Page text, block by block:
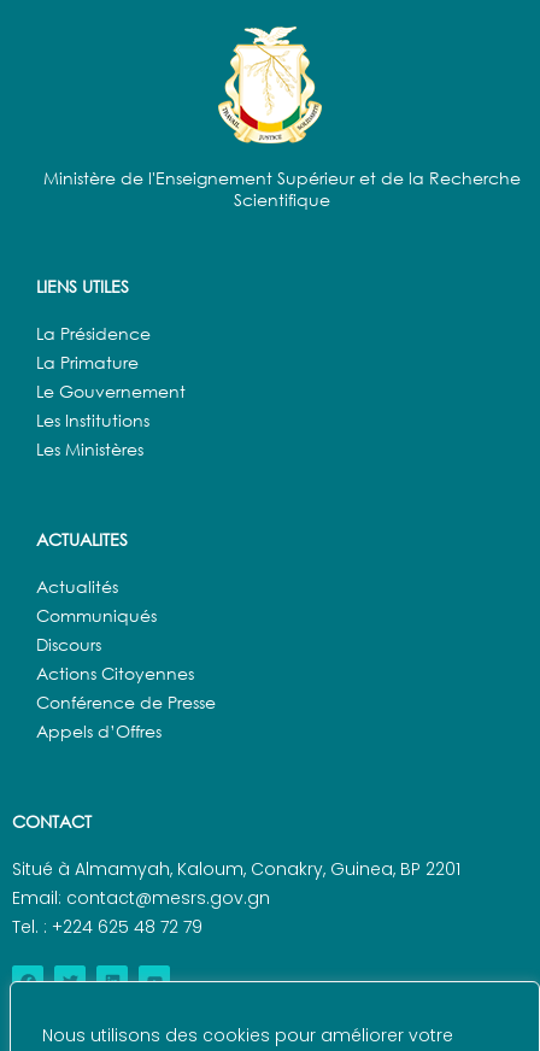
Nous utilisons des cookies pour améliorer votre
Ministère de l'Enseignement Supérieur et de la Recherche
Scientifique
LIENS UTILES
La Présidence
La Primature
Le Gouvernement
Les Institutions
Les Ministères
ACTUALITES
Actualités
Communiqués
Discours
Actions Citoyennes
Conférence de Presse
Appels d’Offres
CONTACT
Situé à Almamyah, Kaloum, Conakry, Guinea, BP 2201
Email: contact@mesrs.gov.gn
Tel. : +224 625 48 72 79